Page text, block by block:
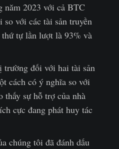
năm 2023 với cả BTC
với các tài sản truyền
tự lần lượt là 93% và
trường đối với hai tài sản
cách có ý nghĩa so với
thấy sự hỗ trợ của nhà
cực đang phát huy tác
chúng tôi đã đánh dấu